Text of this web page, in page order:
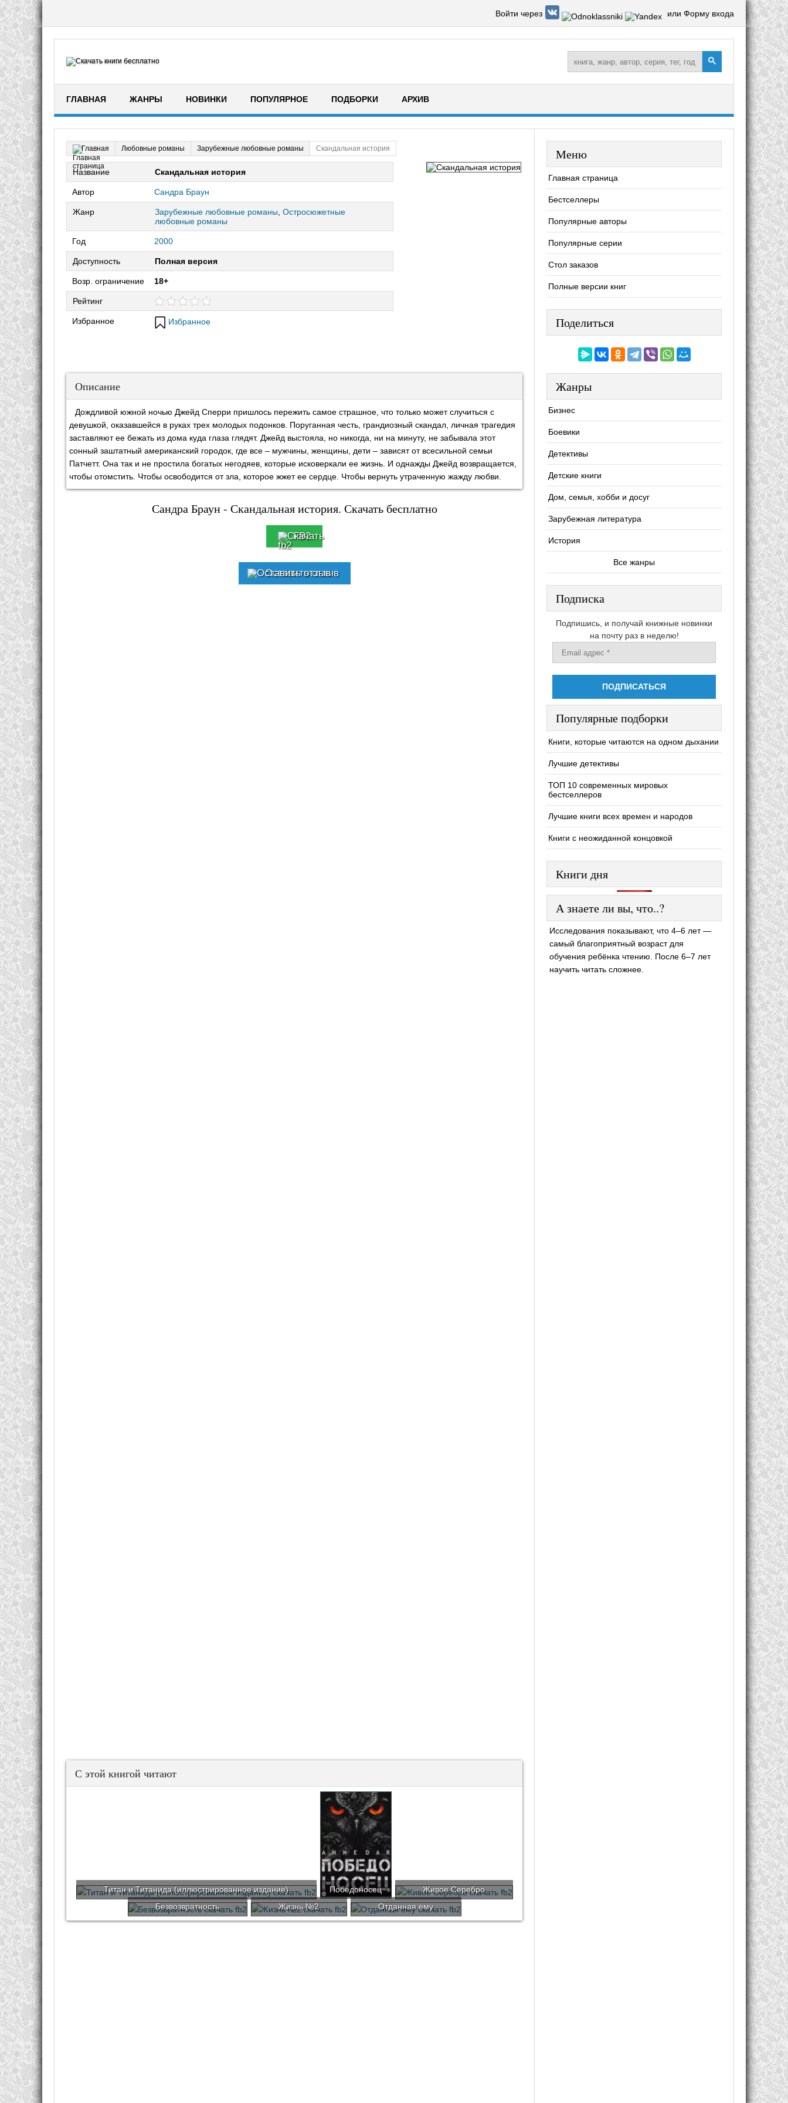
Войти через или Форму входа
ГЛАВНАЯ ЖАНРЫ НОВИНКИ ПОПУЛЯРНОЕ ПОДБОРКИ АРХИВ
Главная Любовные романы Зарубежные любовные романы Скандальная история
Название Скандальная история
Автор Сандра Браун
Жанр Зарубежные любовные романы Остросюжетные
любовные романы
Год 2000
Доступность Полная версия
Возр. ограничение 18+
Рейтинг
Избранное Избранное
Описание
Дождливой южной ночью Джейд Сперри пришлось пережить самое страшное, что только может случиться с
девушкой, оказавшейся в руках трех молодых подонков. Поруганная честь, грандиозный скандал, личная трагедия
заставляют ее бежать из дома куда глаза глядят. Джейд выстояла, но никогда, ни на минуту, не забывала этот
сонный заштатный американский городок, где все – мужчины, женщины, дети – зависят от всесильной семьи
Патчетт. Она так и не простила богатых негодяев, которые исковеркали ее жизнь. И однажды Джейд возвращается,
чтобы отомстить. Чтобы освободится от зла, которое жжет ее сердце. Чтобы вернуть утраченную жажду любви.
Сандра Браун - Скандальная история. Скачать бесплатно
FB2
Оставить отзыв
С этой книгой читают
Титан и Титанида (иллюстрированное издание) Победоносец
Живое Серебро
Безвозвратность
Жизнь №2 Отданная ему
Меню
Главная страница
Бестселлеры
Популярные авторы
Популярные серии
Стол заказов
Полные версии книг
Поделиться
Жанры
Бизнес
Боевики
Детективы
Детские книги
Дом, семья, хобби и досуг
Зарубежная литература
История
Все жанры
Подписка
Подпишись, и получай книжные новинки
на почту раз в неделю!
Популярные подборки
Книги, которые читаются на одном дыхании
Лучшие детективы
ТОП 10 современных мировых
бестселлеров
Лучшие книги всех времен и народов
Книги с неожиданной концовкой
Книги дня
А знаете ли вы, что..?
Исследования показывают, что 4–6 лет —
самый благоприятный возраст для
обучения ребёнка чтению. После 6–7 лет
научить читать сложнее.